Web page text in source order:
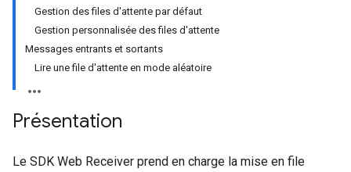
Gestion des files d'attente par défaut
Gestion personnalisée des files d'attente
Messages entrants et sortants
Lire une file d'attente en mode aléatoire
Présentation
Le SDK Web Receiver prend en charge la mise en file